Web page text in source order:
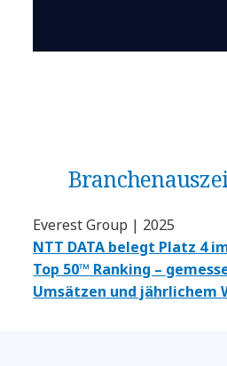
Everest Group | 2025
NTT DATA belegt Platz 4
Top 50™ Ranking –
Umsätzen und jährlichem